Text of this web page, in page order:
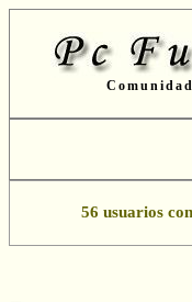
56 usuarios